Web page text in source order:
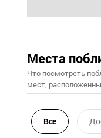
Места
Что посмотреть
мест,
Все